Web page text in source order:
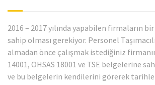
2016 – 2017 yılında yapabilen firmaların
sahip olması gerekiyor. Personel
almadan önce çalışmak istediğiniz
14001, OHSAS 18001 ve TSE belgelerine
ve bu belgelerin kendilerini görerek